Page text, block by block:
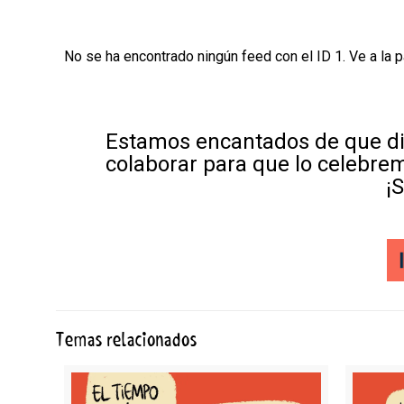
No se ha encontrado ningún feed con el ID 1. Ve a la
Estamos encantados de que
colaborar para que lo
Temas relacionados